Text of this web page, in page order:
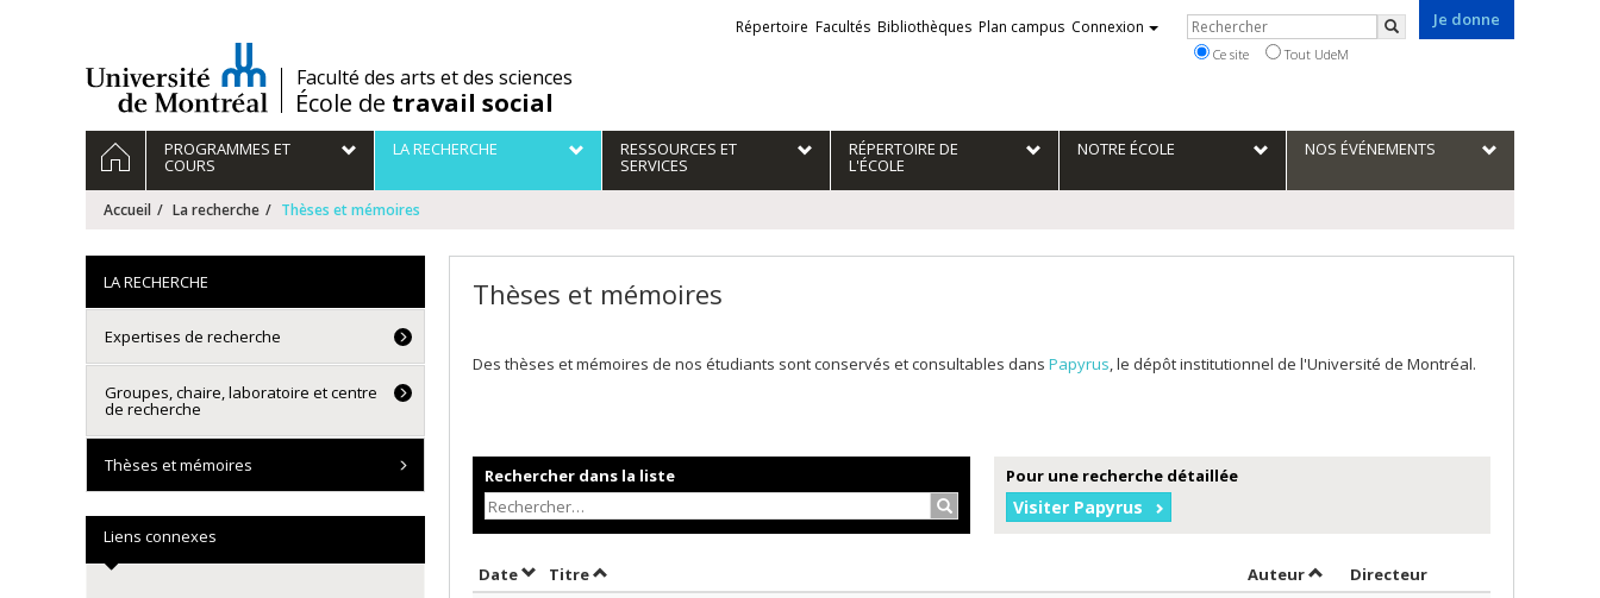
/Faculté des arts et des sciences
École de travail social
Je donne
Liens
externes
Répertoire Facultés Bibliothèques Plan campus Connexion Rechercher
Rechercher
Ce site Tout UdeM
Navigation
principale
ACCUEILPROGRAMMES ET
COURS
LA RECHERCHE RESSOURCES ET
SERVICES
RÉPERTOIRE DE
L'ÉCOLE
NOTRE ÉCOLE NOS ÉVÉNEMENTS
Accueil La recherche Thèses et mémoires
Thèses et mémoires
Des thèses et mémoires de nos étudiants sont conservés et consultables dans Papyrus, le dépôt institutionnel de l'Université de Montréal.
Rechercher dans la liste
Rechercher…
Pour une recherche détaillée
Visiter Papyrus
DateTrier par date en ordre décroissant
TitreTrier par titre en ordre décroissant AuteurTrier par auteur en ordre
Directeur
LA RECHERCHE
Expertises de recherche
Groupes, chaire, laboratoire et centre
de recherche
Thèses et mémoires
Liens connexes